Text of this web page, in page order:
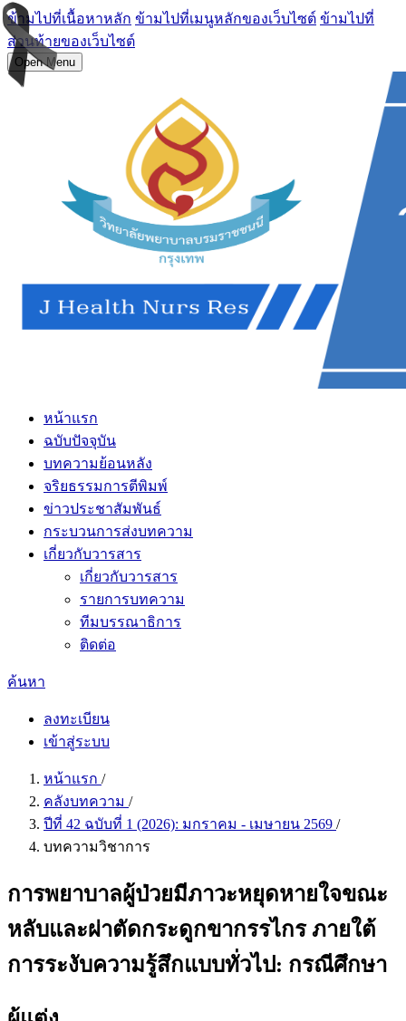
ข้ามไปที่เนื้อหาหลัก ข้ามไปที่เมนูหลักของเว็บไซต์ ข้ามไปที่
ส่วนท้ายของเว็บไซต์
Open Menu
หน้าแรก
ฉบับปัจจุบัน
บทความย้อนหลัง
จริยธรรมการตีพิมพ์
ข่าวประชาสัมพันธ์
กระบวนการส่งบทความ
เกี่ยวกับวารสาร
เกี่ยวกับวารสาร
รายการบทความ
ทีมบรรณาธิการ
ติดต่อ
ค้นหา
ลงทะเบียน
เข้าสู่ระบบ
หน้าแรก /
คลังบทความ /
ปีที่ 42 ฉบับที่ 1 (2026): มกราคม - เมษายน 2569 /
บทความวิชาการ
การพยาบาลผู้ป่วยมีภาวะหยุดหายใจขณะ
หลับและผ่าตัดกระดูกขากรรไกร ภายใต้
การระงับความรู้สึกแบบทั่วไป: กรณีศึกษา